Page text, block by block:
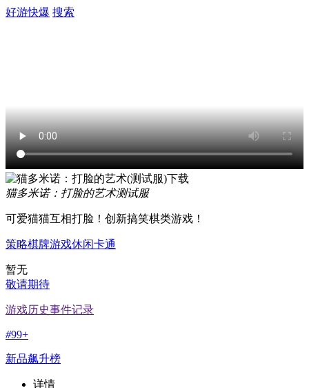
好游快爆 搜索
猫多米诺：打脸的艺术测试服
可爱猫猫互相打脸！创新搞笑棋类游戏！
策略棋牌游戏休闲卡通
暂无
敬请期待
游戏历史事件记录
#99+
新品飙升榜
详情